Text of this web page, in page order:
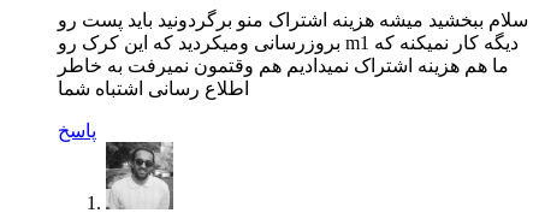
سلام ببخشید میشه هزینه اشتراک منو برگردونید باید پست رو
بروزرسانی ومیکردید که این کرک رو m1 دیگه کار نمیکنه که
ما هم هزینه اشتراک نمیدادیم هم وقتمون نمیرفت به خاطر
اطلاع رسانی اشتباه شما
پاسخ